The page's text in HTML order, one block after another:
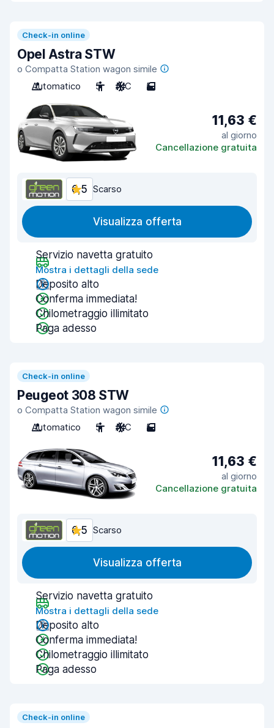
Check-in online
Opel Astra STW
o Compatta Station wagon simile
Automatico
5 A/C 5
11,63 €
al giorno
Cancellazione gratuita
6,5 Scarso
Visualizza offerta
Servizio navetta gratuito
Mostra i dettagli della sede
Deposito alto
Conferma immediata!
Chilometraggio illimitato
Paga adesso
Check-in online
Peugeot 308 STW
o Compatta Station wagon simile
Automatico
5 A/C 5
11,63 €
al giorno
Cancellazione gratuita
6,5 Scarso
Visualizza offerta
Servizio navetta gratuito
Mostra i dettagli della sede
Deposito alto
Conferma immediata!
Chilometraggio illimitato
Paga adesso
Check-in online